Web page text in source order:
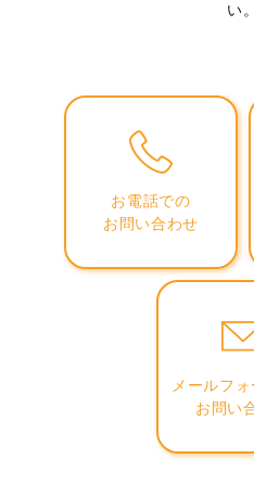
い。
お電話での
お問い合わせ
メールフ
お問い